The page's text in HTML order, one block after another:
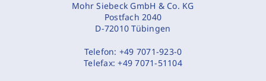
Mohr Siebeck GmbH & Co. KG
Postfach 2040
D-72010 Tübingen
Telefon: +49 7071-923-0
Telefax:+49 7071-51104